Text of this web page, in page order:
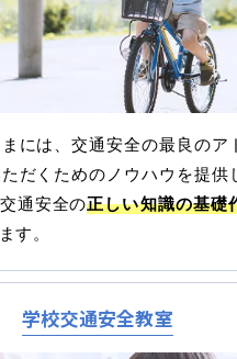
て
ョン
には、交通安全の最良のア
だくためのノウハウを提供
通安全の正しい知識の基礎
す。
学校交通安全教室